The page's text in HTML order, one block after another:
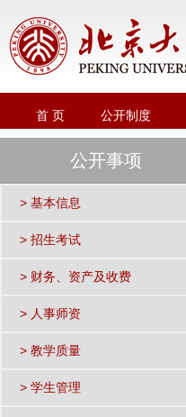
首 页 公开制度
公开事项
> 基本信息
> 招生考试
> 财务、资产及收费
> 人事师资
> 教学质量
> 学生管理